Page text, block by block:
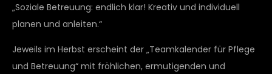
„Soziale Betreuung: endlich klar! Kreativ und individuell
planen und anleiten.“
Jeweils im Herbst erscheint der „Teamkalender für Pflege
und Betreuung“ mit fröhlichen, ermutigenden und